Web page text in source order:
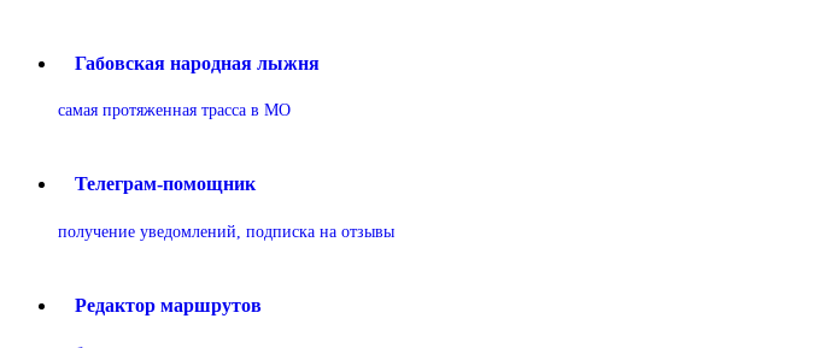
Габовская народная лыжня
самая протяженная трасса в МО
Телеграм-помощник
получение уведомлений, подписка на отзывы
Редактор маршрутов